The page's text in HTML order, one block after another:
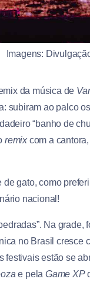
Imagens:
da música de
subiram ao palco
“banho de
remixcom a
gato, como
nacional!
Na
no Brasil cresce
festivais estão se
e pelaGame XP